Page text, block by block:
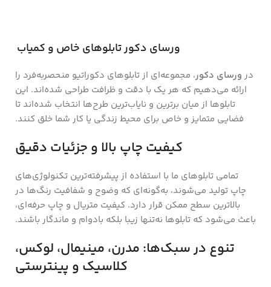
ورسای دکور تابلوهای خاص و کمیاب
در ورسای دکور، مجموعه‌ای از تابلوهای دکوراتیو منحصر‌به‌فرد را
ارائه می‌دهیم که هر یک با دقت و ظرافت طراحی شده‌اند. این
تابلوها از میان برترین و نایاب‌ترین طرح‌ها انتخاب شده‌اند تا
فضایی متمایز و خاص برای محیط زندگی یا کار شما خلق کنند.
کیفیت چاپ بالا و جزئیات دقیق
تمامی تابلوهای ما با استفاده از پیشرفته‌ترین تکنولوژی‌های
چاپ تولید می‌شوند، به‌گونه‌ای که وضوح و شفافیت رنگ‌ها در
بالاترین سطح ممکن قرار دارد. کیفیت متریال و چاپ حرفه‌ای،
باعث می‌شود که تابلوها نه‌تنها زیبا بلکه بادوام و ماندگار باشند.
تنوع در سبک‌ها: مدرن، مینیمال، لوکس،
کلاسیک و پینترستی